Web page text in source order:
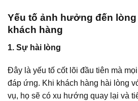
Yếu tố ảnh hưởng đến
khách hàng
1. Sự hài lòng
Đây là yếu tố cốt lõi đầu tiên mà
đáp ứng. Khi khách hàng hài lòng
vụ, họ sẽ có xu hướng quay lại và